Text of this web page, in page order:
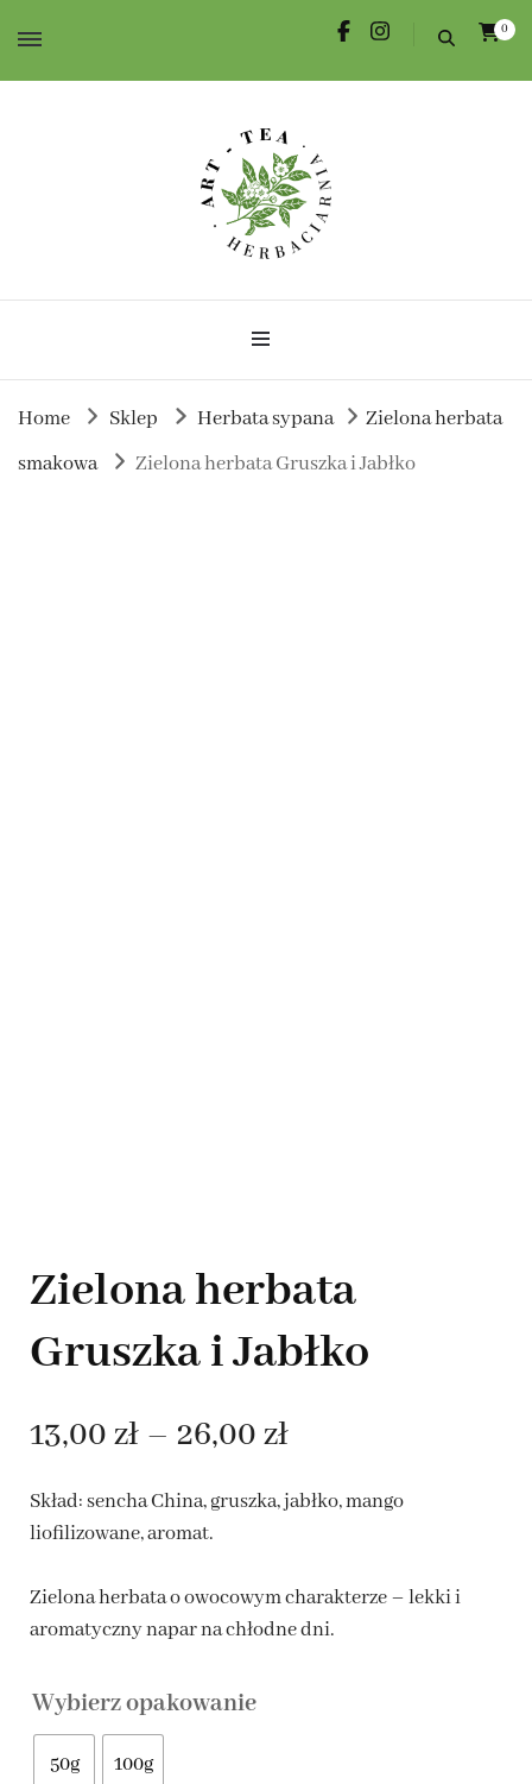
0
Herbaciarnia Art-Tea
Home Sklep Herbata sypana
Zielona herbata
smakowa
Zielona herbata Gruszka i Jabłko
Zielona herbata
Gruszka i Jabłko
13,00 zł – 26,00 złZakres
cen:
13,00 zł
do
Skład: sencha China, gruszka, jabłko, mango
liofilizowane, aromat.
Zielona herbata o owocowym charakterze – lekki i
aromatyczny napar na chłodne dni.
Wybierz opakowanie
50g 100g